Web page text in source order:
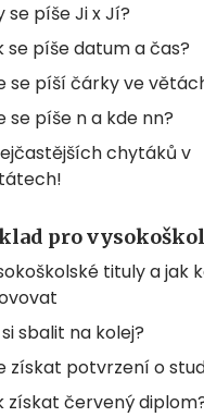
se píše Ji x Jí?
se píše datum a čas?
se píší čárky ve
se píše n a kde nn?
chytáků v
pro
tituly a jak
sbalit na kolej?
získat potvrzení o
získat červený